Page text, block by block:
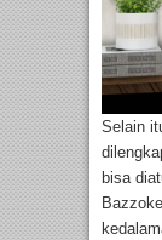
Selain
bisa